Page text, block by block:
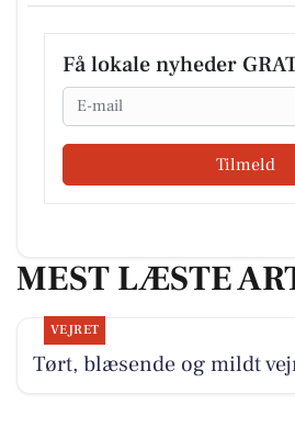
Få lokale nyheder
Email
Tilmeld
MEST LÆSTE
VEJRET
Tørt, blæsende og mildt